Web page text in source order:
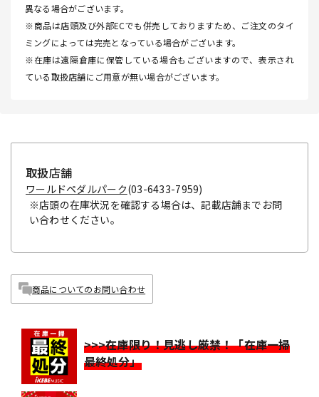
異なる場合がございます。
※商品は店頭及び外部ECでも併売しておりますため、ご注文のタイ
ミングによっては完売となっている場合がございます。
※在庫は遠隔倉庫に保管している場合もございますので、表示され
ている取扱店舗にご用意が無い場合がございます。
取扱店舗
ワールドペダルパーク(03-6433-7959)
※店頭の在庫状況を確認する場合は、記載店舗までお問
い合わせください。
商品についてのお問い合わせ
>>>在庫限り！見逃し厳禁！「在庫一掃
最終処分」